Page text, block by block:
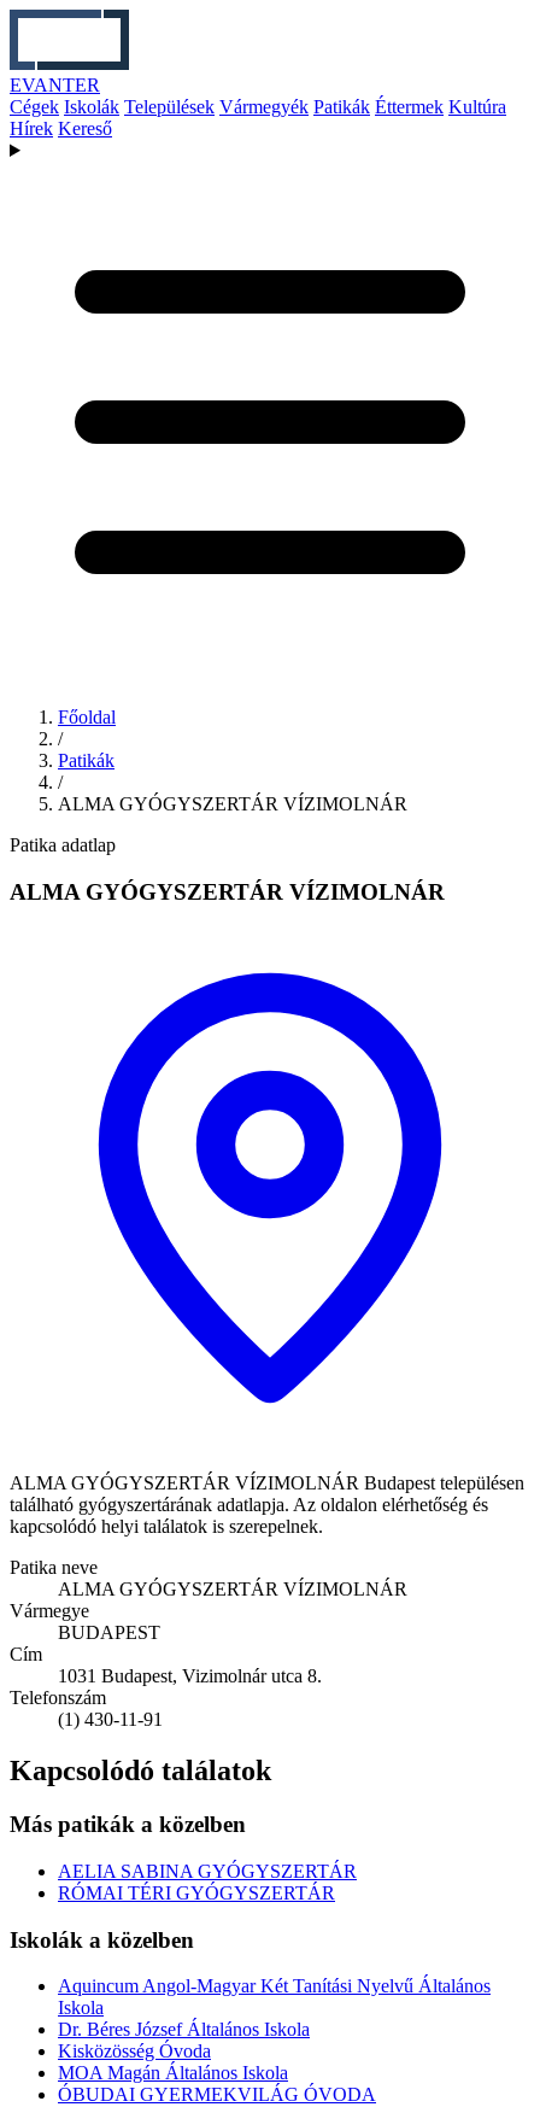
EVANTER
Cégek Iskolák Települések Vármegyék Patikák Éttermek Kultúra
Hírek Kereső
Főoldal
/
Patikák
/
ALMA GYÓGYSZERTÁR VÍZIMOLNÁR
Patika adatlap
ALMA GYÓGYSZERTÁR VÍZIMOLNÁR
ALMA GYÓGYSZERTÁR VÍZIMOLNÁR Budapest településen
található gyógyszertárának adatlapja. Az oldalon elérhetőség és
kapcsolódó helyi találatok is szerepelnek.
Patika neve
ALMA GYÓGYSZERTÁR VÍZIMOLNÁR
Vármegye
BUDAPEST
Cím
1031 Budapest, Vizimolnár utca 8.
Telefonszám
(1) 430-11-91
Kapcsolódó találatok
Más patikák a közelben
AELIA SABINA GYÓGYSZERTÁR
RÓMAI TÉRI GYÓGYSZERTÁR
Iskolák a közelben
Aquincum Angol-Magyar Két Tanítási Nyelvű Általános
Iskola
Dr. Béres József Általános Iskola
Kisközösség Óvoda
MOA Magán Általános Iskola
ÓBUDAI GYERMEKVILÁG ÓVODA